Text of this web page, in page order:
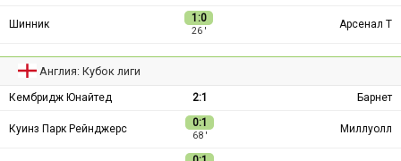
Шинник 1:0
26 ′
Арсенал Т
Англия: Кубок лиги
Кембридж Юнайтед 2:1 Барнет
Куинз Парк Рейнджерс 0:1
68 ′
Миллуолл